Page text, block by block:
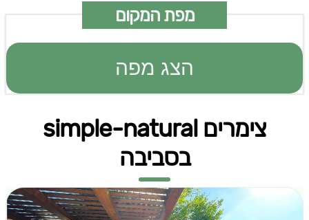
מפת המקום
הצג מפה
צימרים simple-natural
בסביבה